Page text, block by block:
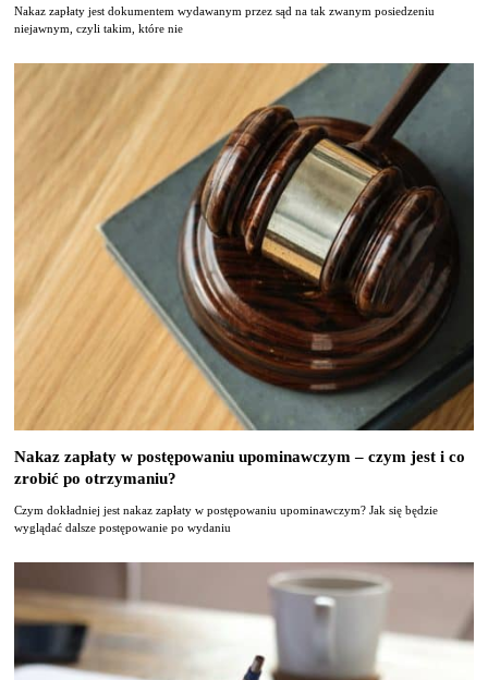
Nakaz zapłaty jest dokumentem wydawanym przez sąd na tak zwanym posiedzeniu
niejawnym, czyli takim, które nie
Nakaz zapłaty w postępowaniu upominawczym – czym jest i co
zrobić po otrzymaniu?
Czym dokładniej jest nakaz zapłaty w postępowaniu upominawczym? Jak się będzie
wyglądać dalsze postępowanie po wydaniu